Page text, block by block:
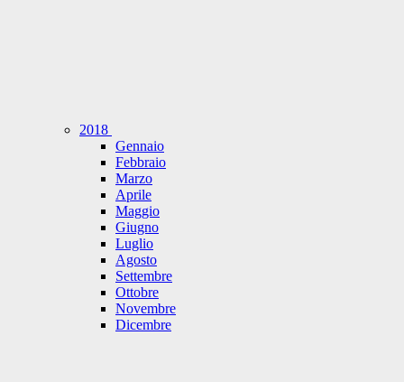
2018
Gennaio
Febbraio
Marzo
Aprile
Maggio
Giugno
Luglio
Agosto
Settembre
Ottobre
Novembre
Dicembre